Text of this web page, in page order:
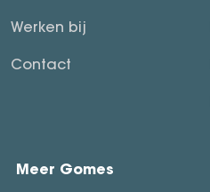
Werken bij
Contact
Meer Gomes